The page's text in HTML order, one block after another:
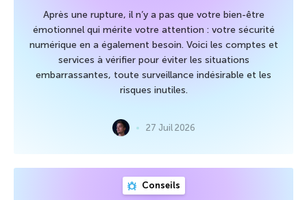
Après une rupture, il n’y a pas que votre bien-être
émotionnel qui mérite votre attention : votre sécurité
numérique en a également besoin. Voici les comptes et
services à vérifier pour éviter les situations
embarrassantes, toute surveillance indésirable et les
risques inutiles.
27 Juil 2026
Conseils